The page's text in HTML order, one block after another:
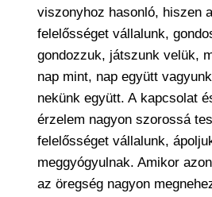
viszonyhoz hasonló, hiszen
felelősséget vállalunk,
gondozzuk, játszunk velük,
nap mint, nap együtt
nekünk együtt. A kapcsolat
érzelem nagyon szorossá
felelősséget vállalunk,
meggyógyulnak. Amikor
az öregség nagyon